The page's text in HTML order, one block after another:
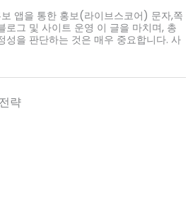
앱을 통한 홍보(라이브스코어) 문자,쪽
로그 및 사이트 운영 이 글을 마치며, 총
성을 판단하는 것은 매우 중요합니다. 사